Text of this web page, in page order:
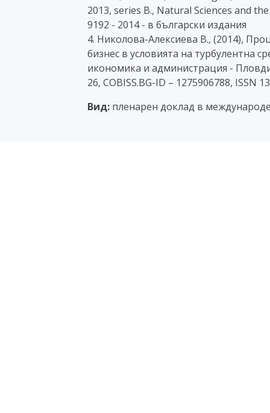
2013, series B., Natural Sciences and
9192 - 2014 - в български издания
4. Николова-Алексиева В., (2014),
бизнес в условията на турбулентна
икономика и администрация -
26, COBISS.BG-ID – 1275906788, ISSN
Вид: пленарен доклад в